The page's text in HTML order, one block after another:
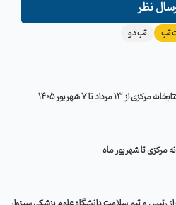
نظر
تب تب دو
13 مرداد تا 7 شهریور 1405
مرکزی تا شهریور ماه